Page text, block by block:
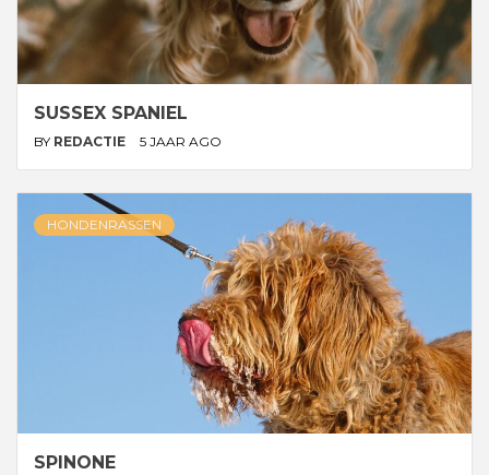
SUSSEX SPANIEL
BY REDACTIE 5 JAAR AGO
HONDENRASSEN
SPINONE